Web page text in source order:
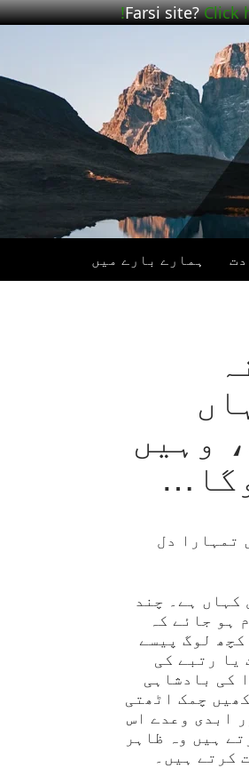
Farsi site?Click
ہمارے بارے میں
وہیں
تمہارا دل
کہاں ہے۔ چند
ہو جائے کہ
لوگ پیسے
یا رتبے کی
کی بادشاہی
چمک اٹھتی
ابدی وعدے اس
ہیں وہ ظاہر
کرتے ہیں۔